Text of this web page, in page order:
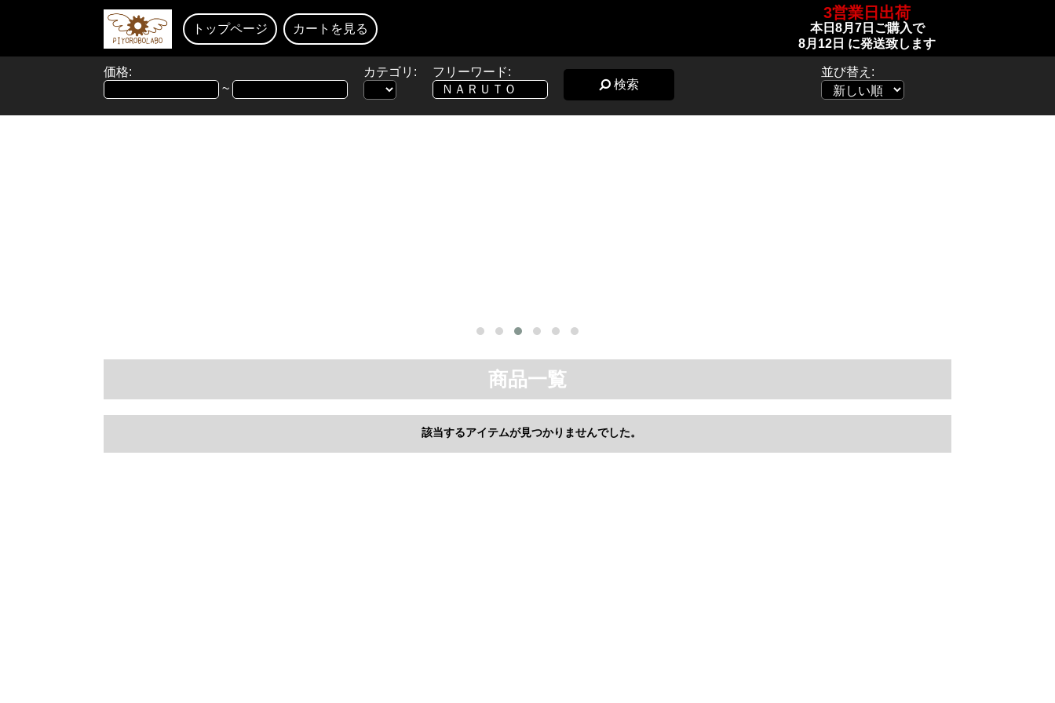
トップページ カートを見る
3営業日出荷
本日 8月7日 ご購入で
8月12日 に発送致します
価格:
~
カテゴリ:
フリーワード:
検索
並び替え:
商品一覧
該当するアイテムが見つかりませんでした。